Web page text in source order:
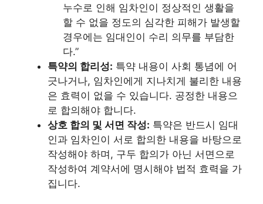
누수로 인해 임차인이 정상적인 생활을
할 수 없을 정도의 심각한 피해가 발생할
경우에는 임대인이 수리 의무를 부담한
다.”
특약의 합리성: 특약 내용이 사회 통념에 어
긋나거나, 임차인에게 지나치게 불리한 내용
은 효력이 없을 수 있습니다. 공정한 내용으
로 합의해야 합니다.
상호 합의 및 서면 작성: 특약은 반드시 임대
인과 임차인이 서로 합의한 내용을 바탕으로
작성해야 하며, 구두 합의가 아닌 서면으로
작성하여 계약서에 명시해야 법적 효력을 가
집니다.